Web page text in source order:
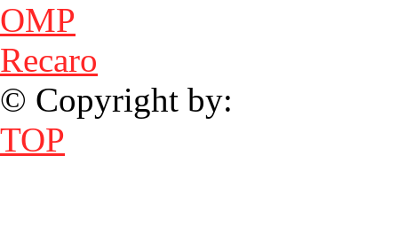
OMP
Recaro
© Copyright by:
TOP